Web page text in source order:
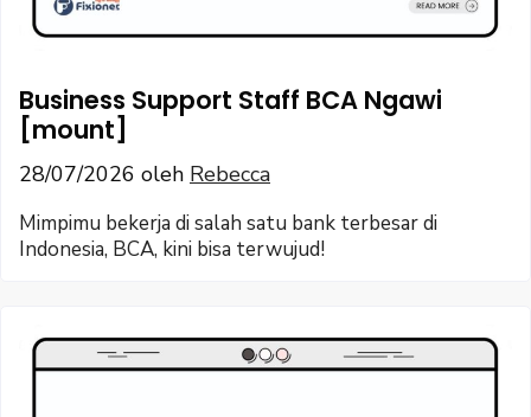
Business Support Staff BCA Ngawi
[mount]
28/07/2026 oleh Rebecca
Mimpimu bekerja di salah satu bank terbesar di
Indonesia, BCA, kini bisa terwujud!